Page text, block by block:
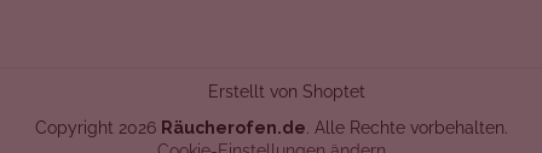
Erstellt von Shoptet
Copyright 2026 Räucherofen.de . Alle Rechte vorbehalten.